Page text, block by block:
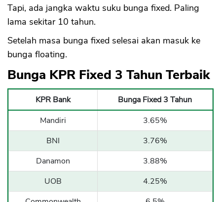
Tapi, ada jangka waktu suku bunga fixed. Paling
lama sekitar 10 tahun.
Setelah masa bunga fixed selesai akan masuk ke
bunga floating.
Bunga KPR Fixed 3 Tahun Terbaik
KPR Bank
Bunga Fixed 3 Tahun
Mandiri
3.65%
BNI
3.76%
Danamon
3.88%
UOB
4.25%